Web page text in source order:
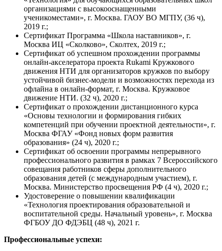
организациями с высокооснащенными
ученикоместами», г. Москва. ГАОУ ВО МГПУ, (36 ч),
2019 г.;
Сертификат Программа «Школа наставников», г.
Москва ИЦ «Сколково», Сколтех, 2019 г.;
Сертификат об успешном прохождении программы
онлайн-акселератора проекта Rukami Кружкового
движения НТИ для организаторов кружков по выбору
устойчивой бизнес-модели и возможностях перехода из
офлайна в онлайн-формат, г. Москва. Кружковое
движение НТИ. (32 ч), 2020 г.;
Сертификат о прохождении дистанционного курса
«Основы технологии и формирования гибких
компетенций при обучении проектной деятельности», г.
Москва ФГАУ «Фонд новых форм развития
образования» (24 ч), 2020 г.;
Сертификат об освоении программы непрерывного
профессионального развития в рамках 7 Всероссийского
совещания работников сферы дополнительного
образования детей (с международным участием), г.
Москва. Министерство просвещения РФ (4 ч), 2020 г.;
Удостоверение о повышении квалификации
«Технология проектирования образовательной и
воспитательной среды. Начальный уровень», г. Москва
ФГБОУ ДО ФДЭБЦ (48 ч), 2021 г.
Профессиональные успехи: